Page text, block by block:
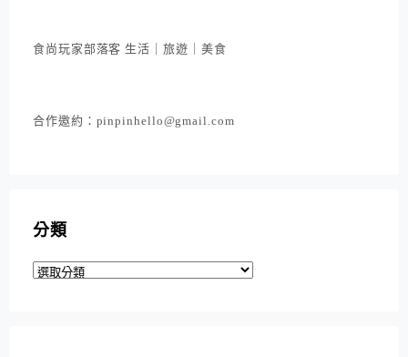
食尚玩家部落客 生活｜旅遊｜美食
合作邀約：pinpinhello@gmail.com
分類
分